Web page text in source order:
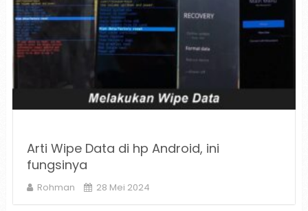
Arti Wipe Data di hp Android, ini
fungsinya
Rohman 28 Mei 2024